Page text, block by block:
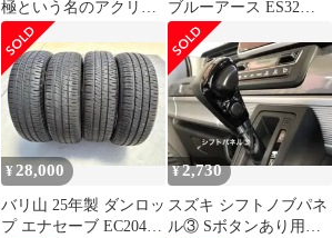
極という名のアクリル
プレート 青く光るLED
ブルーアース ES32
165/55r15 4本
¥28,000
バリ山 25年製 ダンロッ
プ エナセーブ EC204
¥2,730
スズキ シフトノブパネ
ル③ Sボタンあり用